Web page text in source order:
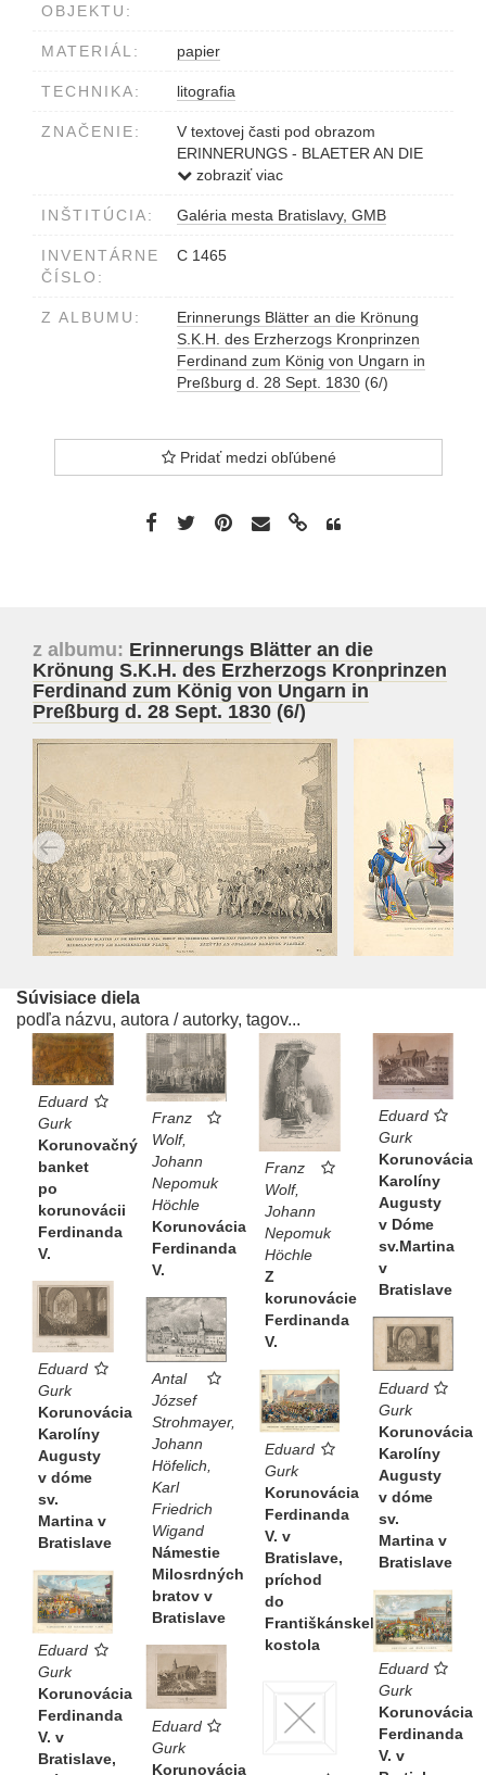
OBJEKTU:
MATERIÁL: papier
TECHNIKA: litografia
ZNAČENIE:
V textovej časti pod obrazom
ERINNERUNGS - BLAETER AN DIE
KRÖNUNG S. KAIS. HOHEIT DES
FERDINAND ZUM KÖNIG VON
BARMHERZIGEN PLATZ. ESKÜVÉS
Mollo No. 6
zobraziť viac
INŠTITÚCIA: Galéria mesta Bratislavy, GMB
INVENTÁRNE
ČÍSLO:
C 1465
Z ALBUMU:
Erinnerungs Blätter an die Krönung
S.K.H. des Erzherzogs Kronprinzen
Ferdinand zum König von Ungarn in
Preßburg d. 28 Sept. 1830 (6/)
Pridať medzi obľúbené
z albumu: Erinnerungs Blätter an die
Krönung S.K.H. des Erzherzogs Kronprinzen
Ferdinand zum König von Ungarn in
Preßburg d. 28 Sept. 1830 (6/)
Súvisiace diela
podľa názvu, autora / autorky, tagov...
Eduard
Gurk
Korunovačný
banket
po
korunovácii
Ferdinanda
V.
Franz
Wolf,
Johann
Nepomuk
Höchle
Korunovácia
Ferdinanda
V.
Franz
Wolf,
Johann
Nepomuk
Höchle
Z
korunovácie
Ferdinanda
V.
Eduard
Gurk
Korunovácia
Karolíny
Augusty
v Dóme
sv.Martina
v
Bratislave
Eduard
Gurk
Korunovácia
Karolíny
Augusty
v dóme
sv.
Martina v
Bratislave
Antal
József
Strohmayer,
Johann
Höfelich,
Karl
Friedrich
Wigand
Námestie
Milosrdných
bratov v
Bratislave
Eduard
Gurk
Korunovácia
Karolíny
Augusty
v dóme
sv.
Martina v
Bratislave
Eduard
Gurk
Korunovácia
Ferdinanda
V. v
Bratislave,
príchod
do
Františkánskeho
kostola
Eduard
Gurk
Korunovácia
Ferdinanda
V. v
Bratislave,
Eduard
Gurk
Korunovácia
Ferdinanda
V. v
Eduard
Gurk
Korunovácia